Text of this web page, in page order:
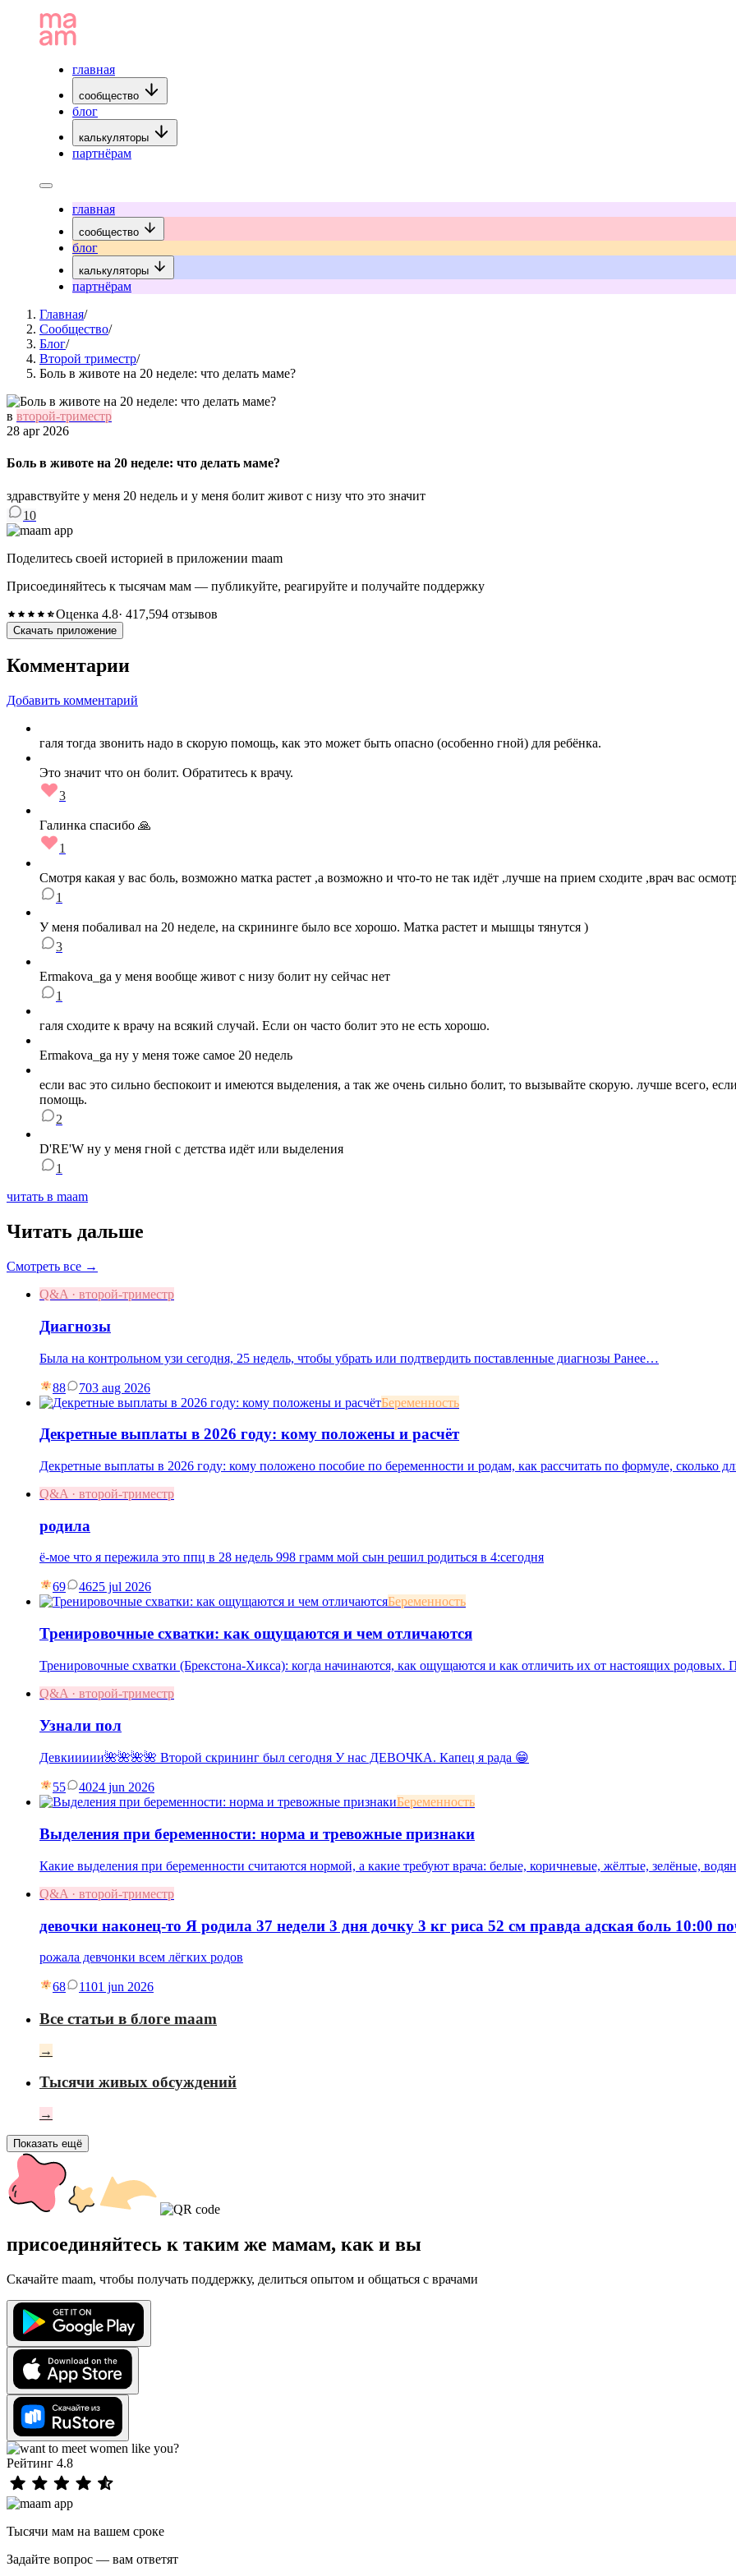
главная
сообщество
блог
калькуляторы
партнёрам
главная
сообщество
блог
калькуляторы
партнёрам
Главная/
Сообщество/
Блог/
Второй триместр/
Боль в животе на 20 неделе: что делать маме?
в второй-триместр
28 apr 2026
Боль в животе на 20 неделе: что делать маме?
здравствуйте у меня 20 недель и у меня болит живот с низу что это значит
10
Поделитесь своей историей в приложении maam
Присоединяйтесь к тысячам мам — публикуйте, реагируйте и получайте поддержку
Оценка 4.8· 417,594 отзывов
Скачать приложение
Комментарии
Добавить комментарий
галя тогда звонить надо в скорую помощь, как это может быть опасно (особенно гной) для ребёнка.
Это значит что он болит. Обратитесь к врачу.
3
Галинка спасибо 🙏
1
Смотря какая у вас боль, возможно матка растет ,а возможно и что-то не так идёт ,лучше на прием сходите ,врач вас
1
У меня побаливал на 20 неделе, на скрининге было все хорошо. Матка растет и мышцы тянутся )
3
Ermakova_ga у меня вообще живот с низу болит ну сейчас нет
1
галя сходите к врачу на всякий случай. Если он часто болит это не есть хорошо.
Ermakova_ga ну у меня тоже самое 20 недель
если вас это сильно беспокоит и имеются выделения, а так же очень сильно болит, то вызывайте скорую. лучше всего,
помощь.
2
D'RE'W ну у меня гной с детства идёт или выделения
1
читать в maam
Читать дальше
Смотреть все →
Q&A · второй-триместр
Диагнозы
Была на контрольном узи сегодня, 25 недель, чтобы убрать или подтвердить поставленные диагнозы Ранее…
88 703 aug 2026
Беременность
Декретные выплаты в 2026 году: кому положены и расчёт
Декретные выплаты в 2026 году: кому положено пособие по беременности и родам, как рассчитать по формуле, сколько
Q&A · второй-триместр
родила
ё-мое что я пережила это ппц в 28 недель 998 грамм мой сын решил родиться в 4:сегодня
69 4625 jul 2026
Беременность
Тренировочные схватки: как ощущаются и чем отличаются
Тренировочные схватки (Брекстона-Хикса): когда начинаются, как ощущаются и как отличить их от настоящих родовых.
Q&A · второй-триместр
Узнали пол
Девкиииии🌺🌺🌺🌺 Второй скрининг был сегодня У нас ДЕВОЧКА. Капец я рада 😁
55 4024 jun 2026
Беременность
Выделения при беременности: норма и тревожные признаки
Какие выделения при беременности считаются нормой, а какие требуют врача: белые, коричневые, жёлтые, зелёные,
Q&A · второй-триместр
девочки наконец-то Я родила 37 недели 3 дня дочку 3 кг риса 52 см правда адская боль 10:00
рожала девчонки всем лёгких родов
68 1101 jun 2026
Все статьи в блоге maam
→
Тысячи живых обсуждений
→
Показать ещё
присоединяйтесь к таким же мамам, как и вы
Скачайте maam, чтобы получать поддержку, делиться опытом и общаться с врачами
Рейтинг 4.8
Тысячи мам на вашем сроке
Задайте вопрос — вам ответят